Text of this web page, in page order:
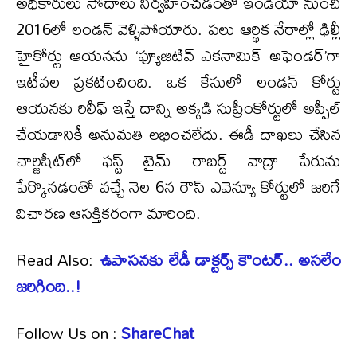
2016లో లండన్ వెళ్ళిపోయారు. పలు ఆర్థిక నేరాల్లో ఢిల్లీ
హైకోర్టు ఆయనను ‘ఫ్యూజిటివ్ ఎకనామిక్ అఫెండర్’గా
ఇటీవల ప్రకటించింది. ఒక కేసులో లండన్ కోర్టు
ఆయనకు రిలీఫ్ ఇస్తే దాన్ని అక్కడి సుప్రీంకోర్టులో అప్పీల్
చేయడానికీ అనుమతి లభించలేదు. ఈడీ దాఖలు చేసిన
చార్జిషీట్‌లో ఫస్ట్ టైమ్ రాబర్ట్ వాద్రా పేరును
పేర్కొనడంతో వచ్చే నెల 6న రౌస్ ఎవెన్యూ కోర్టులో జరిగే
విచారణ ఆసక్తికరంగా మారింది.
Read Also: ఉపాసనకు లేడీ డాక్టర్స్ కౌంటర్.. అసలేం
జరిగింది..!
Follow Us on :ShareChat